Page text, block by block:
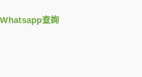
Whatsapp查詢